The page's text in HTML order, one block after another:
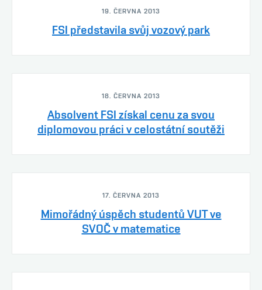
19. ČERVNA 2013
FSI představila svůj vozový park
18. ČERVNA 2013
Absolvent FSI získal cenu za svou
diplomovou práci v celostátní soutěži
17. ČERVNA 2013
Mimořádný úspěch studentů VUT ve
SVOČ v matematice